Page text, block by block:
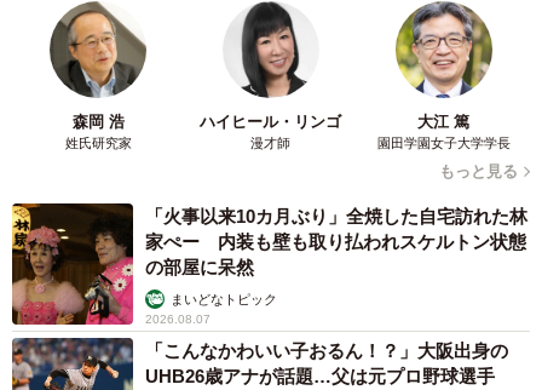
森岡 浩
姓氏研究家
ハイヒール・リンゴ
漫才師
大江 篤
園田学園女子大学学長
もっと見る
「火事以来10カ月ぶり」全焼した自宅訪れた林
家ぺー 内装も壁も取り払われスケルトン状態
の部屋に呆然
まいどなトピック
2026.08.07
「こんなかわいい子おるん！？」大阪出身の
UHB26歳アナが話題…父は元プロ野球選手